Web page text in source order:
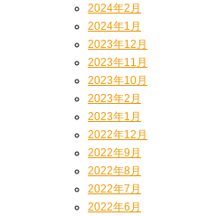
2024年2月
2024年1月
2023年12月
2023年11月
2023年10月
2023年2月
2023年1月
2022年12月
2022年9月
2022年8月
2022年7月
2022年6月